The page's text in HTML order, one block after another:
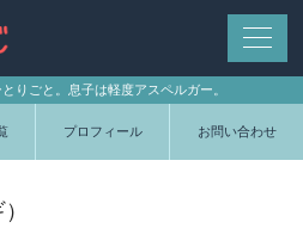
りごと。息子は軽度アスペルガー。
プロフィール お問い合わせ